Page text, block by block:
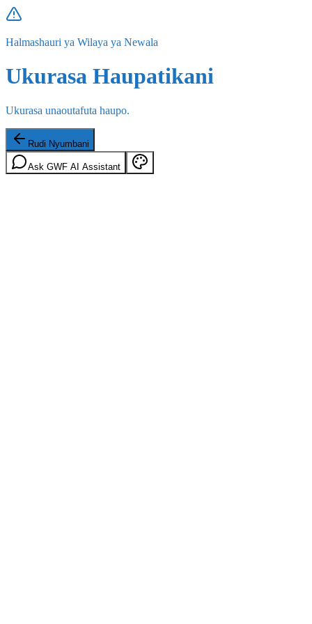
Halmashauri ya Wilaya ya Newala
Ukurasa Haupatikani
Ukurasa unaoutafuta haupo.
Rudi Nyumbani
Ask GWF AI Assistant